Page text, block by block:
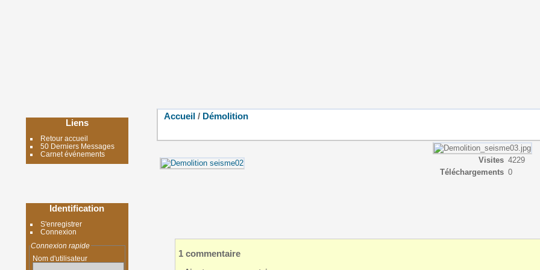
Liens
Retour accueil
50 Derniers Messages
Carnet événements
Identification
S'enregistrer
Connexion
Connexion rapide
Nom d'utilisateur
Accueil / Démolition
Visites 4229
Téléchargements 0
1 commentaire